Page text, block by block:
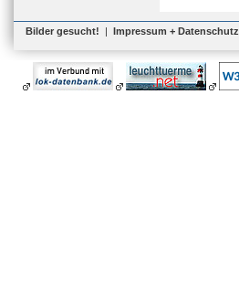
Bilder gesucht! | Impressum + Datenschutz